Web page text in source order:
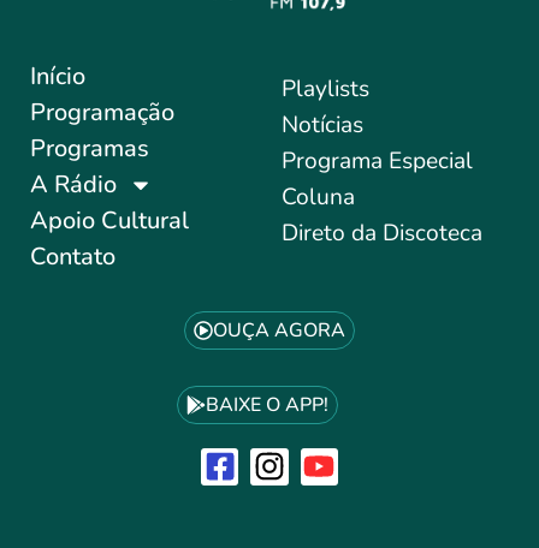
Início
Programação
Programas
A Rádio
Apoio Cultural
Contato
Playlists
Notícias
Programa Especial
Coluna
Direto da Discoteca
OUÇA AGORA
BAIXE O APP!